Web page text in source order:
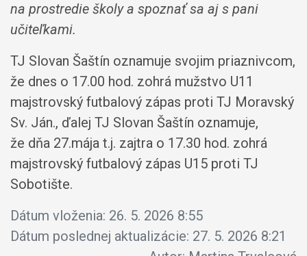
na prostredie školy a spoznať sa aj s pani
učiteľkami.
TJ Slovan Šaštín oznamuje svojim priaznivcom,
že dnes o 17.00 hod. zohrá mužstvo U11
majstrovský futbalový zápas proti TJ Moravský
Sv. Ján., ďalej TJ Slovan Šaštín oznamuje,
že dňa 27.mája t.j. zajtra o 17.30 hod. zohrá
majstrovský futbalový zápas U15 proti TJ
Sobotište.
Dátum vloženia: 26. 5. 2026 8:55
Dátum poslednej aktualizácie: 27. 5. 2026 8:21